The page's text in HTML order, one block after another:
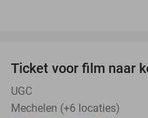
Ticket voor film naar
UGC
Mechelen (+6 locaties)